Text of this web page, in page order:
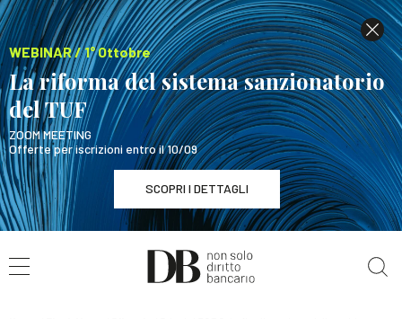
WEBINAR / 1° Ottobre
La riforma del sistema sanzionatorio
del TUF
ZOOM MEETING
Offerte per iscrizioni entro il 10/09
SCOPRI I DETTAGLI
WEBINAR / 1° Ottobre
La riforma del sistema sanzionatorio del TUF